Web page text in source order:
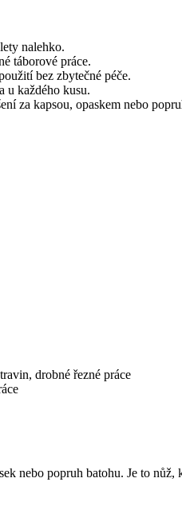
nalehko.
táborové práce.
bez zbytečné péče.
u každého kusu.
za kapsou, opaskem nebo
drobné řezné práce
nebo popruh batohu. Je to